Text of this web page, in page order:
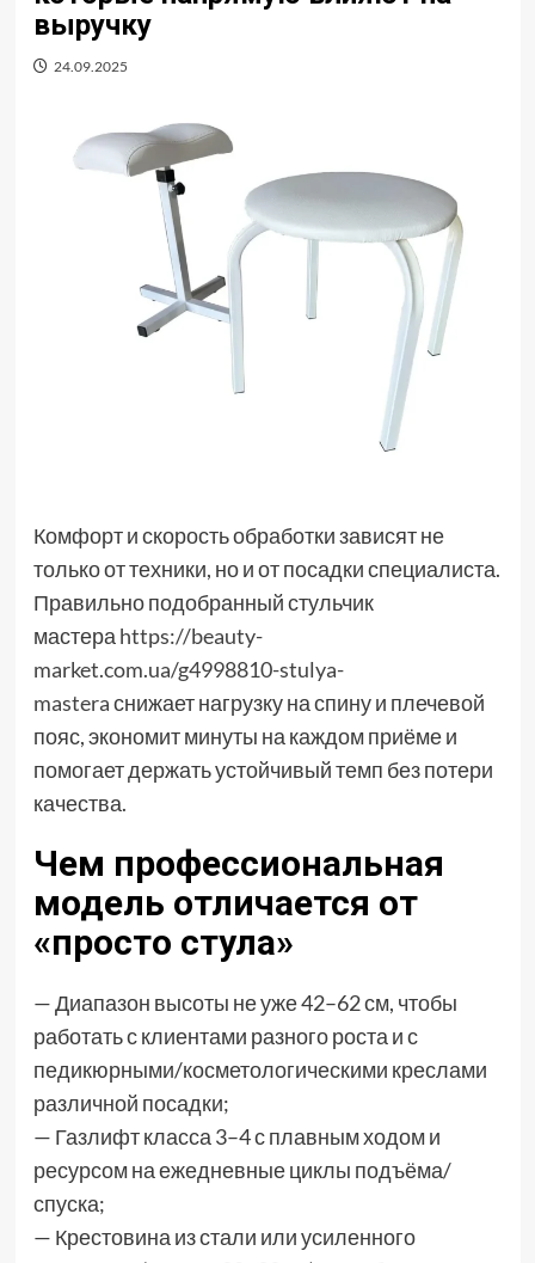
выручку
24.09.2025
Комфорт и скорость обработки зависят не
только от техники, но и от посадки специалиста.
Правильно подобранный стульчик
мастера https://beauty-
market.com.ua/g4998810-stulya-
masteraснижает нагрузку на спину и плечевой
пояс, экономит минуты на каждом приёме и
помогает держать устойчивый темп без потери
качества.
Чем профессиональная
модель отличается от
«просто стула»
— Диапазон высоты не уже 42–62 см, чтобы
работать с клиентами разного роста и с
педикюрными/косметологическими креслами
различной посадки;
— Газлифт класса 3–4 с плавным ходом и
ресурсом на ежедневные циклы подъёма/
спуска;
— Крестовина из стали или усиленного